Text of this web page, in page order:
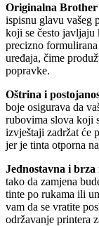
Originalna
ispisnu glavu vašeg
koji se često javljaju
precizno
uređaja, čime
popravke.
Oštrina i
boje osigurava da
rubovima slova koji
izvještaji zadržat će
jer je tinta otporna
Jednostavna i brza
tako da zamjena
tinte po rukama ili
vam da se vratite
održavanje printera